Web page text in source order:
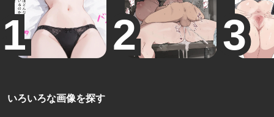
いろいろな画像を探す